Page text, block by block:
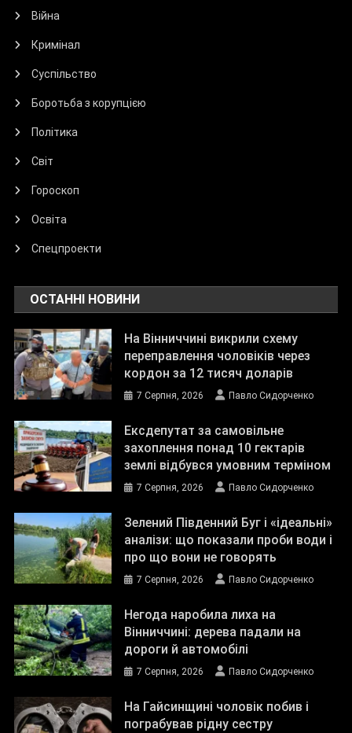
Війна
Кримінал
Суспільство
Боротьба з корупцією
Політика
Світ
Гороскоп
Освіта
Спецпроекти
ОСТАННІ НОВИНИ
На Вінниччині викрили схему
переправлення чоловіків через
кордон за 12 тисяч доларів
7 Серпня, 2026 Павло Сидорченко
Ексдепутат за самовільне
захоплення понад 10 гектарів
землі відбувся умовним терміном
7 Серпня, 2026 Павло Сидорченко
Зелений Південний Буг і «ідеальні»
аналізи: що показали проби води і
про що вони не говорять
7 Серпня, 2026 Павло Сидорченко
Негода наробила лиха на
Вінниччині: дерева падали на
дороги й автомобілі
7 Серпня, 2026 Павло Сидорченко
На Гайсинщині чоловік побив і
пограбував рідну сестру